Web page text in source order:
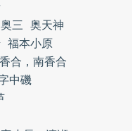
三
奥天神
福本小原
合，南香合
中磯